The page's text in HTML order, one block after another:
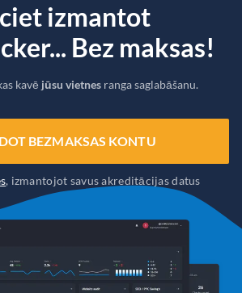
izmantot
Bez maksas!
kavē jūsu vietnes ranga saglabāšanu.
BEZMAKSAS KONTU
, izmantojot savus akreditācijas datus